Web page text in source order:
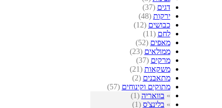
דגים (37)
ירקות (48)
כבושים (12)
לחם (11)
מאפים (52)
ממולאים (23)
מרקים (37)
משקאות (21)
מתאבנים (2)
מתוקים וקינוחים (57)
» בוואריה (1)
» בלינצ'ס (1)